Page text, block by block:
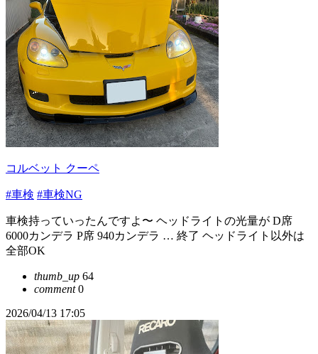
コルベット クーペ
#車検 #車検NG
車検持っていったんですよ〜 ヘッドライトの光量が D席
6000カンデラ P席 940カンデラ … 終了 ヘッドライト以外は
全部OK
thumb_up 64
comment0
2026/04/13 17:05